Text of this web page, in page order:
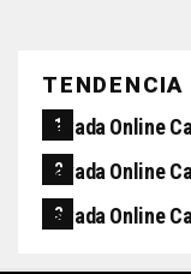
TENDENCIA
Vavada Online
Vavada Online
Vavada Online